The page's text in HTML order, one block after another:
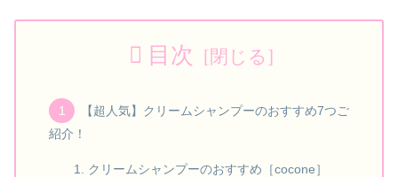
目次
【超人気】クリームシャンプーのおすすめ7つご
紹介！
クリームシャンプーのおすすめ［cocone］